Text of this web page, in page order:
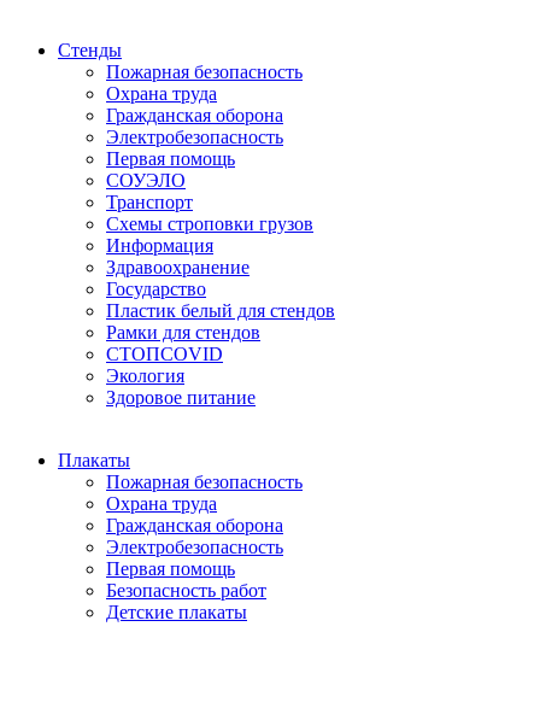
Стенды
Пожарная безопасность
Охрана труда
Гражданская оборона
Электробезопасность
Первая помощь
СОУЭЛО
Транспорт
Схемы строповки грузов
Информация
Здравоохранение
Государство
Пластик белый для стендов
Рамки для стендов
СТОПCOVID
Экология
Здоровое питание
Плакаты
Пожарная безопасность
Охрана труда
Гражданская оборона
Электробезопасность
Первая помощь
Безопасность работ
Детские плакаты